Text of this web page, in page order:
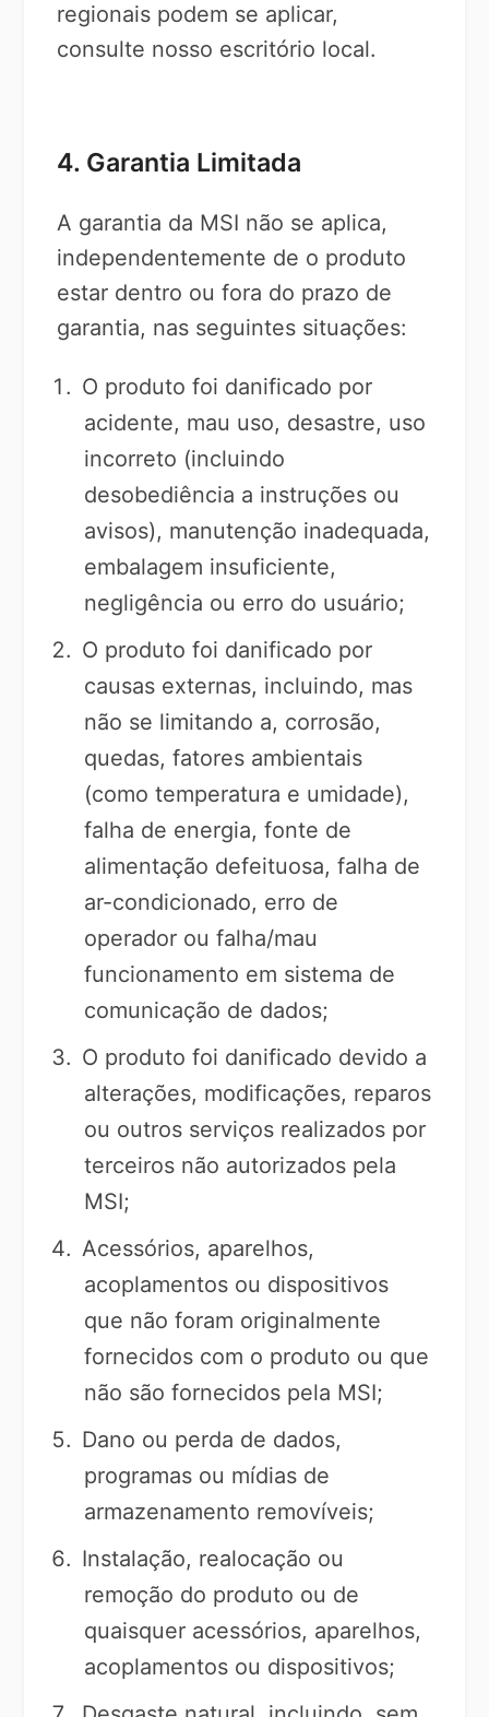
regionais podem se aplicar,
consulte nosso escritório local.
4. Garantia Limitada
A garantia da MSI não se aplica,
independentemente de o produto
estar dentro ou fora do prazo de
garantia, nas seguintes situações:
O produto foi danificado por
acidente, mau uso, desastre, uso
incorreto (incluindo
desobediência a instruções ou
avisos), manutenção inadequada,
embalagem insuficiente,
negligência ou erro do usuário;
O produto foi danificado por
causas externas, incluindo, mas
não se limitando a, corrosão,
quedas, fatores ambientais
(como temperatura e umidade),
falha de energia, fonte de
alimentação defeituosa, falha de
ar-condicionado, erro de
operador ou falha/mau
funcionamento em sistema de
comunicação de dados;
O produto foi danificado devido a
alterações, modificações, reparos
ou outros serviços realizados por
terceiros não autorizados pela
MSI;
Acessórios, aparelhos,
acoplamentos ou dispositivos
que não foram originalmente
fornecidos com o produto ou que
não são fornecidos pela MSI;
Dano ou perda de dados,
programas ou mídias de
armazenamento removíveis;
Instalação, realocação ou
remoção do produto ou de
quaisquer acessórios, aparelhos,
acoplamentos ou dispositivos;